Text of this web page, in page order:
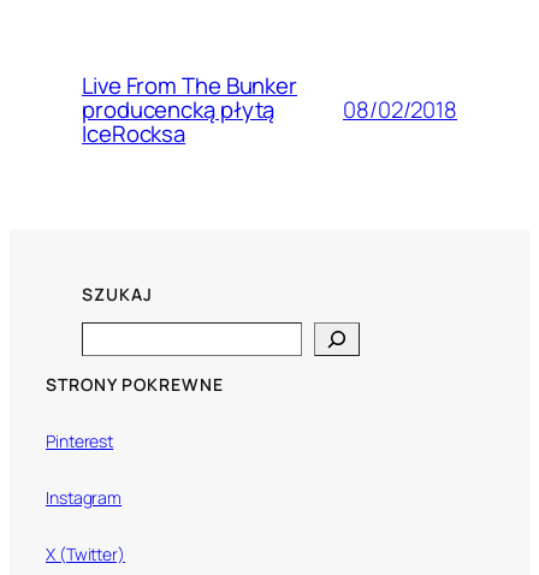
Live From The Bunker
producencką płytą
IceRocksa
08/02/2018
SZUKAJ
STRONY POKREWNE
Pinterest
Instagram
X (Twitter)